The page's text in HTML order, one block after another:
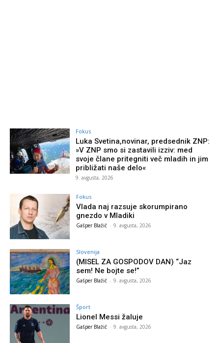
Fokus
Luka Svetina,novinar, predsednik ZNP:
»V ZNP smo si zastavili izziv: med
svoje člane pritegniti več mladih in jim
približati naše delo«
9. avgusta, 2026
Fokus
Vlada naj razsuje skorumpirano
gnezdo v Mladiki
Gašper Blažič - 9. avgusta, 2026
Slovenija
(MISEL ZA GOSPODOV DAN) “Jaz
sem! Ne bojte se!”
Gašper Blažič - 9. avgusta, 2026
Šport
Lionel Messi žaluje
Gašper Blažič - 9. avgusta, 2026